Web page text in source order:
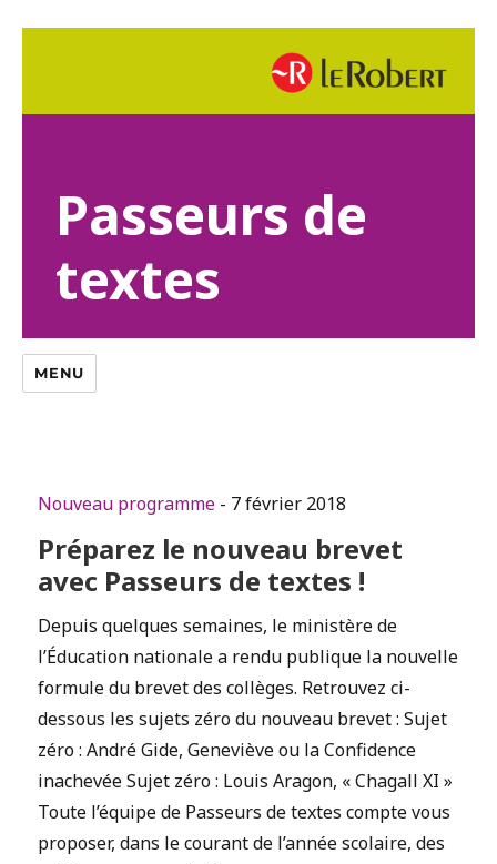
Passeurs de
textes
MENU
Nouveau programme - 7 février 2018
Préparez le nouveau brevet
avec Passeurs de textes !
Depuis quelques semaines, le ministère de
l’Éducation nationale a rendu publique la nouvelle
formule du brevet des collèges. Retrouvez ci-
dessous les sujets zéro du nouveau brevet : Sujet
zéro : André Gide, Geneviève ou la Confidence
inachevée Sujet zéro : Louis Aragon, « Chagall XI »
Toute l’équipe de Passeurs de textes compte vous
proposer, dans le courant de l’année scolaire, des